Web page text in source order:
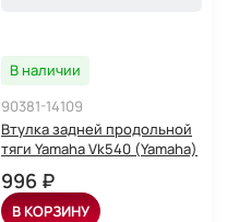
В наличии
90381-14109
Втулка задней продольной
тяги Yamaha Vk540 (Yamaha)
996 ₽
В КОРЗИНУ